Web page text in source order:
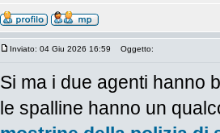
Inviato: 04 Giu 2026 16:59 Oggetto:
Si ma i due agenti hanno
le spalline hanno un